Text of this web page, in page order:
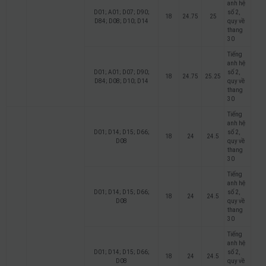
D01; A01; D07; D90;
D84; D08; D10; D14
18 24.75 25
anh hệ
số 2,
quy về
thang
30
D01; A01; D07; D90;
D84; D08; D10; D14
18 24.75 25.25
Tiếng
anh hệ
số 2,
quy về
thang
30
D01; D14; D15; D66;
D08
18 24 24.5
Tiếng
anh hệ
số 2,
quy về
thang
30
D01; D14; D15; D66;
D08
18 24 24.5
Tiếng
anh hệ
số 2,
quy về
thang
30
D01; D14; D15; D66;
D08
18 24 24.5
Tiếng
anh hệ
số 2,
quy về